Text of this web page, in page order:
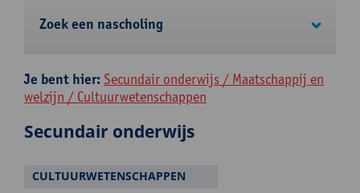
Zoek een nascholing
Je bent hier: Secundair onderwijs / Maatschappij en
welzijn / Cultuurwetenschappen
Secundair onderwijs
CULTUURWETENSCHAPPEN